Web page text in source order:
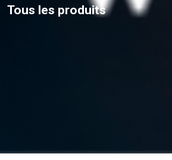
Tous les produits